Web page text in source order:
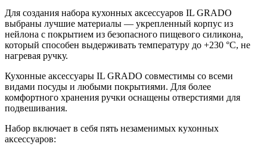
Для создания набора кухонных аксессуаров IL GRADO
выбраны лучшие материалы — укрепленный корпус из
нейлона с покрытием из безопасного пищевого силикона,
который способен выдерживать температуру до +230 °С, не
нагревая ручку.
Кухонные аксессуары IL GRADO совместимы со всеми
видами посуды и любыми покрытиями. Для более
комфортного хранения ручки оснащены отверстиями для
подвешивания.
Набор включает в себя пять незаменимых кухонных
аксессуаров: